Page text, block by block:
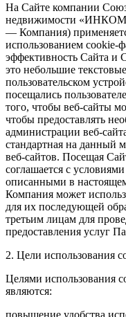
На Сайте компании
недвижимости
— Компания)
использованием cookie-
эффективность Сайта
это небольшие
пользовательском
посещались
того, чтобы веб-сайты
чтобы предоставлять
администрации веб-
стандартная на данный
веб-сайтов. Посещая
соглашается с
описанными в
Компания может
для их последующей
третьим лицам для
предоставления услуг
2. Цели использования
Целями использования
являются:
повышение удобства